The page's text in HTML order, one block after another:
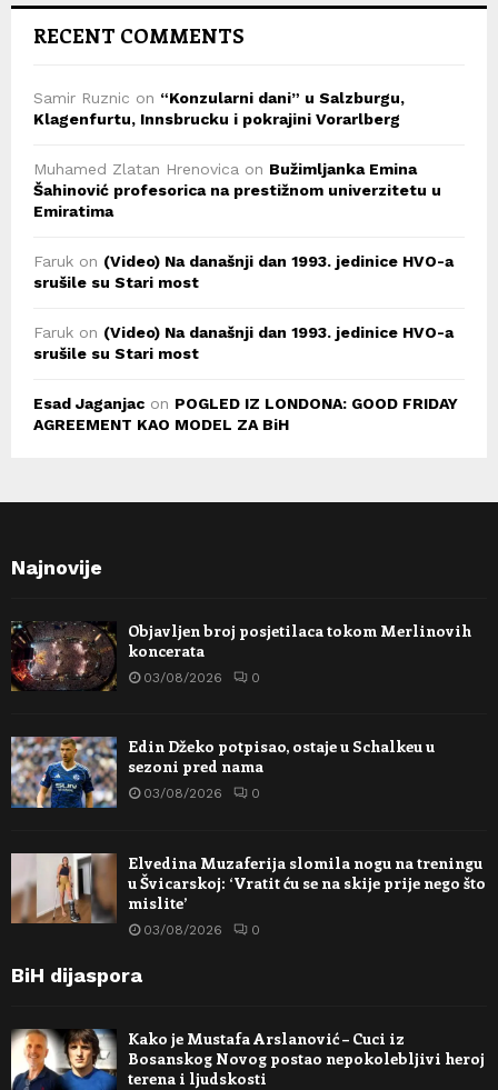
RECENT COMMENTS
Samir Ruznic on “Konzularni dani” u Salzburgu,
Klagenfurtu, Innsbrucku i pokrajini Vorarlberg
Muhamed Zlatan Hrenovica on Bužimljanka Emina
Šahinović profesorica na prestižnom univerzitetu u
Emiratima
Faruk on (Video) Na današnji dan 1993. jedinice HVO-a
srušile su Stari most
Faruk on (Video) Na današnji dan 1993. jedinice HVO-a
srušile su Stari most
Esad Jaganjac on POGLED IZ LONDONA: GOOD FRIDAY
AGREEMENT KAO MODEL ZA BiH
Najnovije
Objavljen broj posjetilaca tokom Merlinovih
koncerata
03/08/2026 0
Edin Džeko potpisao, ostaje u Schalkeu u
sezoni pred nama
03/08/2026 0
Elvedina Muzaferija slomila nogu na treningu
u Švicarskoj: ‘Vratit ću se na skije prije nego što
mislite’
03/08/2026 0
BiH dijaspora
Kako je Mustafa Arslanović – Cuci iz
Bosanskog Novog postao nepokolebljivi heroj
terena i ljudskosti